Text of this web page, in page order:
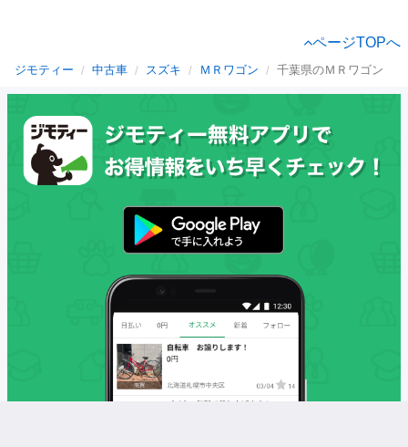
ページTOPへ
ジモティー 中古車 スズキ ＭＲワゴン 千葉県のＭＲワゴン